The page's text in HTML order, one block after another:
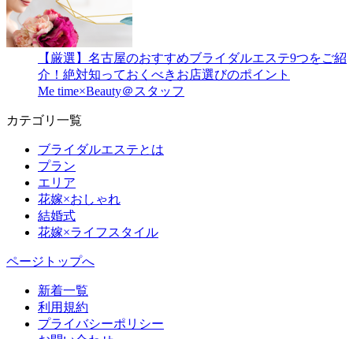
【厳選】名古屋のおすすめブライダルエステ9つをご紹
介！絶対知っておくべきお店選びのポイント
Me time×Beauty＠スタッフ
カテゴリ一覧
ブライダルエステとは
プラン
エリア
花嫁×おしゃれ
結婚式
花嫁×ライフスタイル
ページトップへ
新着一覧
利用規約
プライバシーポリシー